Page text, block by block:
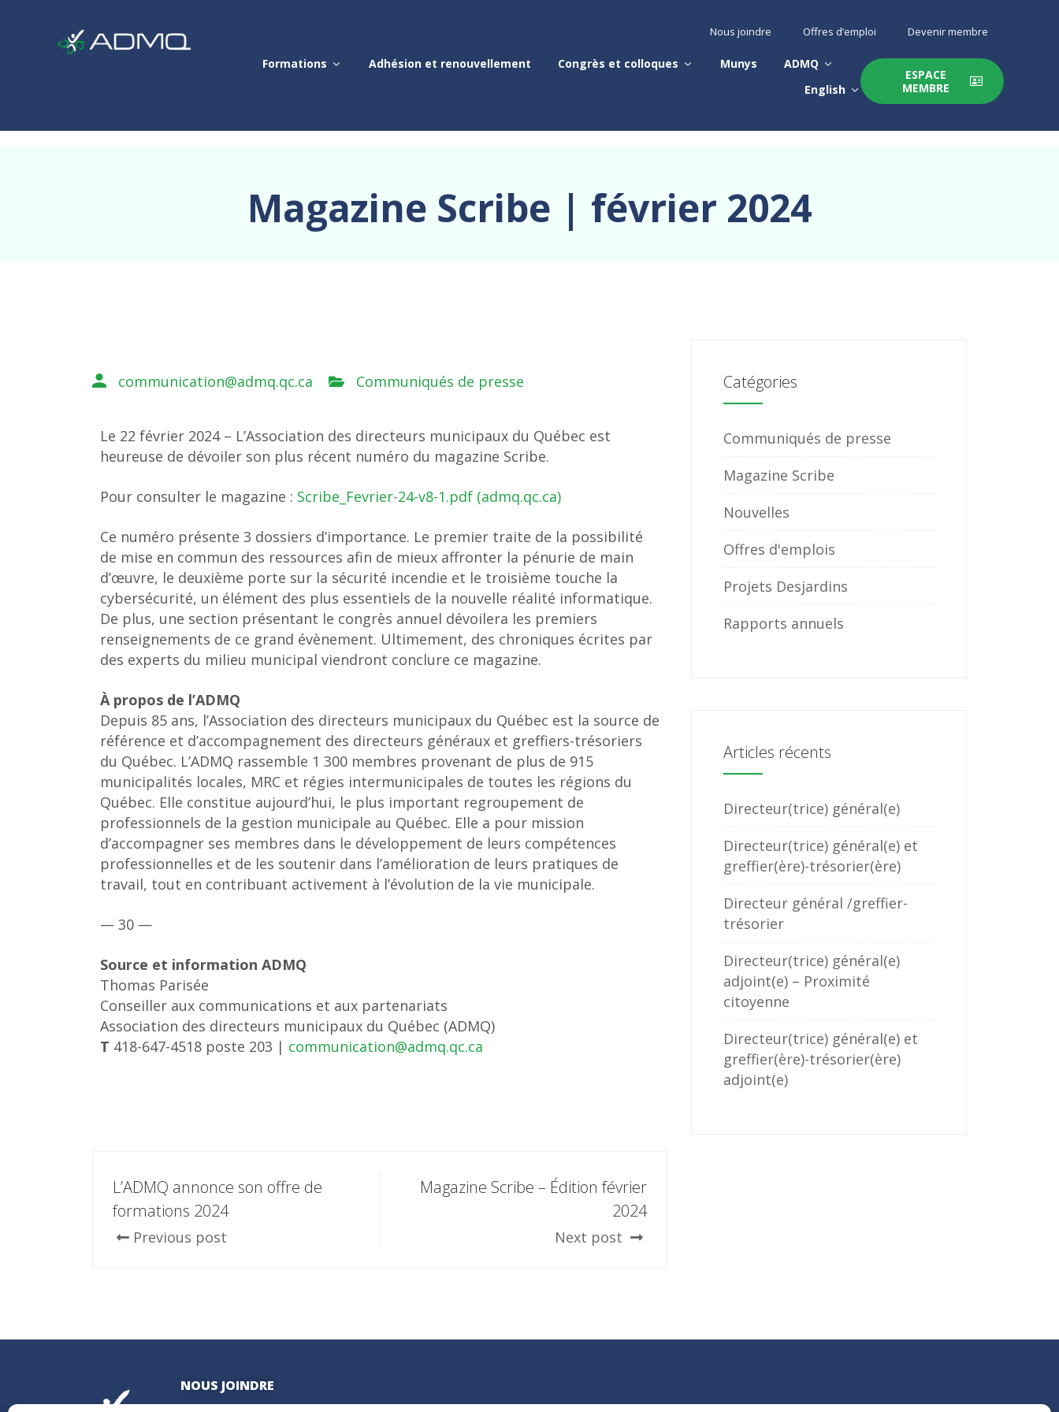
Nous joindre Offres d’emploi Devenir membre
Formations Adhésion et renouvellement Congrès et colloques Munys
ADMQ
English
ESPACE
MEMBRE
Magazine Scribe | février 2024
communication@admq.qc.ca Communiqués de presse
Le 22 février 2024 – L’Association des directeurs municipaux du Québec est
heureuse de dévoiler son plus récent numéro du magazine Scribe.
Pour consulter le magazine : Scribe_Fevrier-24-v8-1.pdf (admq.qc.ca)
Ce numéro présente 3 dossiers d’importance. Le premier traite de la possibilité
de mise en commun des ressources afin de mieux affronter la pénurie de main
d’œuvre, le deuxième porte sur la sécurité incendie et le troisième touche la
cybersécurité, un élément des plus essentiels de la nouvelle réalité informatique.
De plus, une section présentant le congrès annuel dévoilera les premiers
renseignements de ce grand évènement. Ultimement, des chroniques écrites par
des experts du milieu municipal viendront conclure ce magazine.
À propos de l’ADMQ
Depuis 85 ans, l’Association des directeurs municipaux du Québec est la source de
référence et d’accompagnement des directeurs généraux et greffiers-trésoriers
du Québec. L’ADMQ rassemble 1 300 membres provenant de plus de 915
municipalités locales, MRC et régies intermunicipales de toutes les régions du
Québec. Elle constitue aujourd’hui, le plus important regroupement de
professionnels de la gestion municipale au Québec. Elle a pour mission
d’accompagner ses membres dans le développement de leurs compétences
professionnelles et de les soutenir dans l’amélioration de leurs pratiques de
travail, tout en contribuant activement à l’évolution de la vie municipale.
— 30 —
Source et information ADMQ
Thomas Parisée
Conseiller aux communications et aux partenariats
Association des directeurs municipaux du Québec (ADMQ)
T 418-647-4518 poste 203 | communication@admq.qc.ca
L’ADMQ annonce son offre de
formations 2024
Previous post
Magazine Scribe – Édition février
2024
Next post
Catégories
Communiqués de presse
Magazine Scribe
Nouvelles
Offres d'emplois
Projets Desjardins
Rapports annuels
Articles récents
Directeur(trice) général(e)
Directeur(trice) général(e) et
greffier(ère)-trésorier(ère)
Directeur général /greffier-
trésorier
Directeur(trice) général(e)
adjoint(e) – Proximité
citoyenne
Directeur(trice) général(e) et
greffier(ère)-trésorier(ère)
adjoint(e)
NOUS JOINDRE